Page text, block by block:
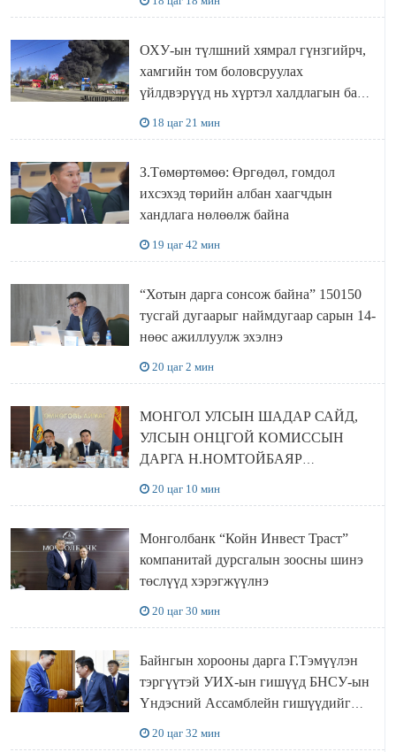
ОХУ-ын түлшний хямрал гүнзгийрч,
хамгийн том боловсруулах
үйлдвэрүүд нь хүртэл халдлагын бай
18 цаг 21 мин
З.Төмөртөмөө: Өргөдөл, гомдол
ихсэхэд төрийн албан хаагчдын
хандлага нөлөөлж байна
19 цаг 42 мин
“Хотын дарга сонсож байна” 150150
тусгай дугаарыг наймдугаар сарын 14-
нөөс ажиллуулж эхэлнэ
20 цаг 2 мин
МОНГОЛ УЛСЫН ШАДАР САЙД,
УЛСЫН ОНЦГОЙ КОМИССЫН
ДАРГА Н.НОМТОЙБАЯР
20 цаг 10 мин
Монголбанк “Койн Инвест Траст”
компанитай дурсгалын зоосны шинэ
төслүүд хэрэгжүүлнэ
20 цаг 30 мин
Байнгын хорооны дарга Г.Тэмүүлэн
тэргүүтэй УИХ-ын гишүүд БНСУ-ын
Үндэсний Ассамблейн гишүүдийг
20 цаг 32 мин